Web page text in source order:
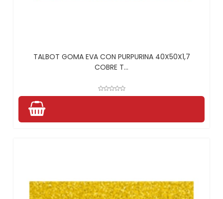
TALBOT GOMA EVA CON PURPURINA 40X50X1,7
COBRE T...